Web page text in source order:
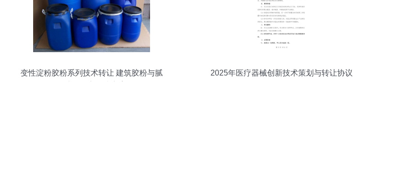
变性淀粉胶粉系列技术转让 建筑胶粉与腻
2025年医疗器械创新技术策划与转让协议